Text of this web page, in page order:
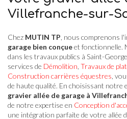
Villefranche-sur-
Chez MUTIN TP , nous comprenons
garage bien conçueet fonctionnelle.
dans les travaux publics à Saint-
services de Démolition Travaux de
Construction carrières équestres ,
de haute qualité. En choisissant
gravier allée de garage à
de notre expertise en Conception
une intégration parfaite de votre allée